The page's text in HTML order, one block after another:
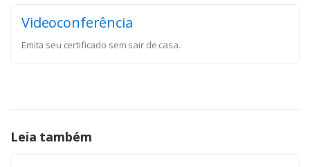
Videoconferência
Emita seu certificado sem sair de casa.
Leia também